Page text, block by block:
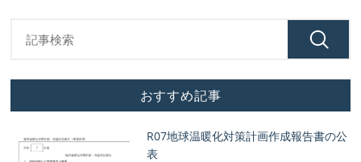
おすすめ記事
R07地球温暖化対策計画作成報告書の公
表